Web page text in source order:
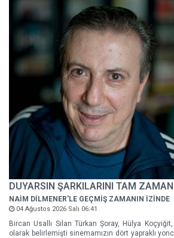
DUYARSIN ŞARKILARINI TAM
NAİM DİLMENER'LE GEÇMİŞ ZAMANIN İZİNDE
04 Ağustos 2026 Salı 06:41
Bircan Usallı Sılan Türkan Şoray, Hülya
olarak belirlemişti sinemamızın dört yapraklı